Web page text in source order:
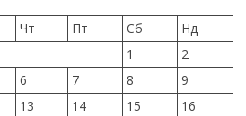
Чт Пт Сб
Нд
1
2
6 7 8
9
13 14 15
16